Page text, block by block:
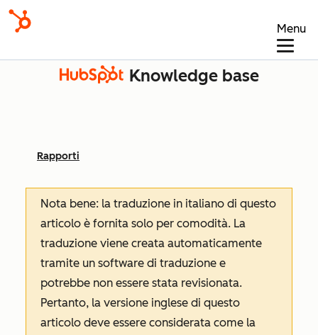
Menu
Knowledge base
Rapporti
Nota bene: la traduzione in italiano di questo
articolo è fornita solo per comodità. La
traduzione viene creata automaticamente
tramite un software di traduzione e
potrebbe non essere stata revisionata.
Pertanto, la versione inglese di questo
articolo deve essere considerata come la